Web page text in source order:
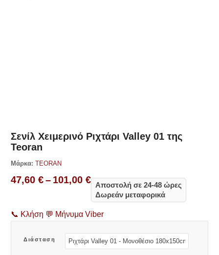
Σενίλ Χειμερινό Ριχτάρι Valley 01 της
Teoran
Μάρκα: TEORAN
47,60€ – 101,00€Price
range:
47,60 €
through
Αποστολή σε 24-48 ώρες
Δωρεάν μεταφορικά
📞 Κλήση 💬 Μήνυμα Viber
Διάσταση